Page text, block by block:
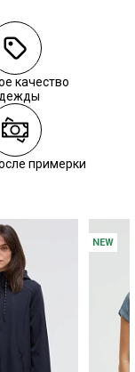
качество
примерки
NEW